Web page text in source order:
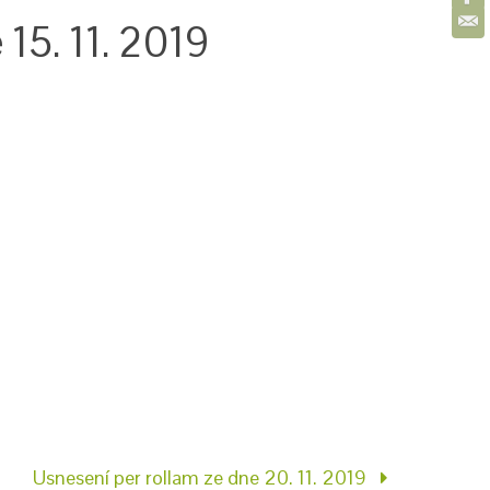
11. 2019
Usnesení per rollam ze dne 20. 11. 2019